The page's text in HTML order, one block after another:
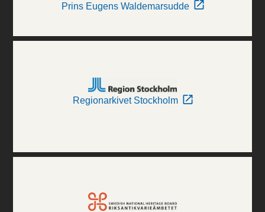
Prins Eugens Waldemarsudde
Regionarkivet Stockholm